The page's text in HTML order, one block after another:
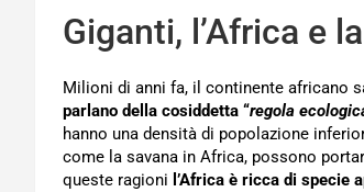
Giganti, l’Africa e
Milioni di anni fa, il continente africano
parlano della cosiddetta “regola
hanno una densità di popolazione
come la savana in Africa, possono
queste ragioni l’Africa è ricca di specie